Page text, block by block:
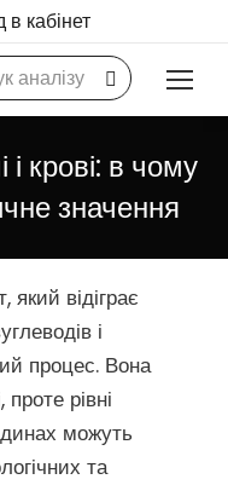
в кабінет
крові: в чому
значення
відіграє
і
процес. Вона
проте рівні
можуть
та